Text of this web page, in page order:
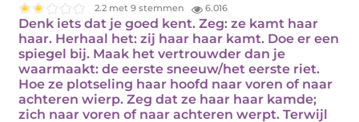
2.2 met 9 stemmen 6.016
Denk iets dat je goed kent. Zeg: ze kamt haar
haar. Herhaal het: zij haar haar kamt. Doe er een
spiegel bij. Maak het vertrouwder dan je
waarmaakt: de eerste sneeuw/het eerste riet.
Hoe ze plotseling haar hoofd naar voren of naar
achteren wierp. Zeg dat ze haar haar kamde;
zich naar voren of naar achteren werpt. Terwijl